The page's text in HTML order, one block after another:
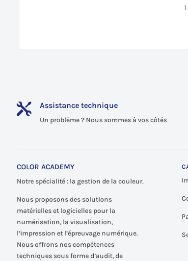
 Assistance technique
Un problème ? Nous sommes à vos côtés
COLOR ACADEMY
Notre spécialité : la gestion de la couleur.
Nous proposons des solutions
matérielles et logicielles pour la
numérisation, la visualisation,
l’impression et l’épreuvage numérique.
Nous offrons nos compétences
techniques sous forme d’audit, de